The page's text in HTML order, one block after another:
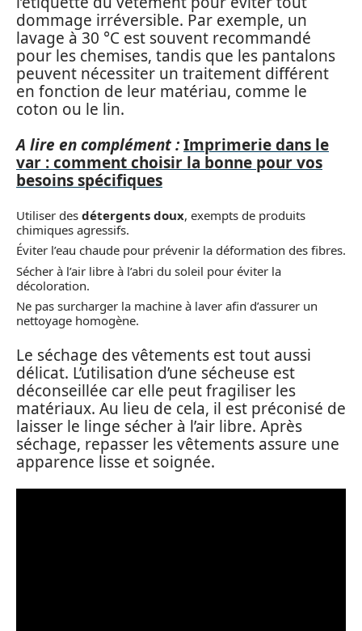
dommage irréversible. Par exemple, un
lavage à 30 °C est souvent recommandé
pour les chemises, tandis que les pantalons
peuvent nécessiter un traitement différent
en fonction de leur matériau, comme le
coton ou le lin.
A lire en complément :Imprimerie dans le
var : comment choisir la bonne pour vos
besoins spécifiques
Utiliser des détergents doux, exempts de produits
chimiques agressifs.
Éviter l’eau chaude pour prévenir la déformation des fibres.
Sécher à l’air libre à l’abri du soleil pour éviter la
décoloration.
Ne pas surcharger la machine à laver afin d’assurer un
nettoyage homogène.
Le séchage des vêtements est tout aussi
délicat. L’utilisation d’une sécheuse est
déconseillée car elle peut fragiliser les
matériaux. Au lieu de cela, il est préconisé de
laisser le linge sécher à l’air libre. Après
séchage, repasser les vêtements assure une
apparence lisse et soignée.